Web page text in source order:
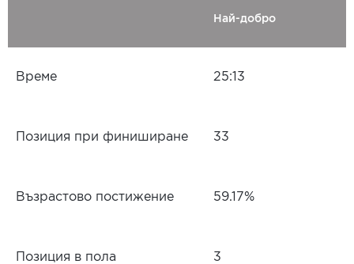
Най-добро
Време 25:13
Позиция при финиширане 33
Възрастово постижение 59.17%
Позиция в пола 3